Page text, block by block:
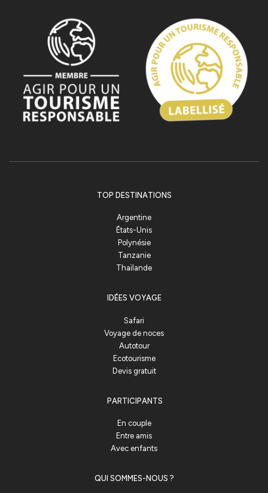
TOP DESTINATIONS
Argentine
États-Unis
Polynésie
Tanzanie
Thaïlande
IDÉES VOYAGE
Safari
Voyage de noces
Autotour
Ecotourisme
Devis gratuit
PARTICIPANTS
En couple
Entre amis
Avec enfants
QUI SOMMES-NOUS ?